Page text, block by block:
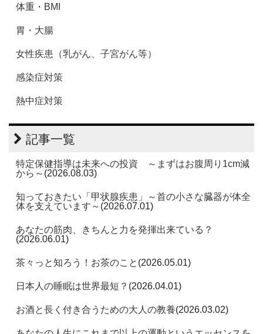
体重・BMI
胃・大腸
女性疾患（乳がん、子宮がん等）
感染症対策
熱中症対策
記事一覧
特定保健指導は未来への投資 ～まずはお腹周り1cm減
から～ (2026.08.03)
知っておきたい「甲状腺疾患」～首の小さな臓器が体全
体を支えています～ (2026.07.01)
あなたの筋肉、きちんと力を発揮出来ている？
(2026.06.01)
茶々っと知ろう！お茶のこと (2026.05.01)
日本人の睡眠は世界最短？ (2026.04.01)
お酒と長く付き合うための大人の教養(2026.03.02)